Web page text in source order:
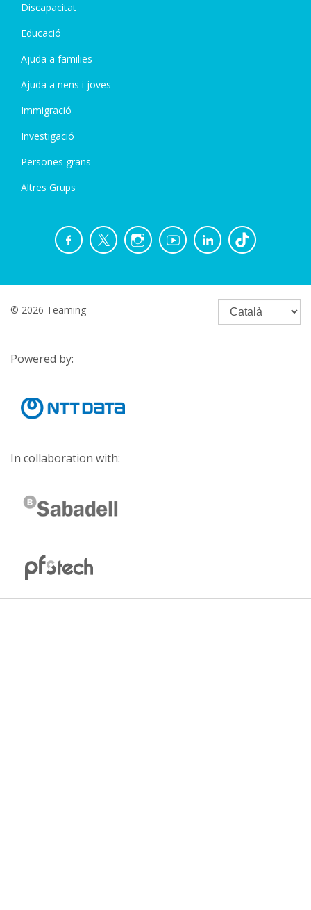
Discapacitat
Educació
Ajuda a families
Ajuda a nens i joves
Immigració
Investigació
Persones grans
Altres Grups
© 2026 Teaming
Powered by:
In collaboration with: